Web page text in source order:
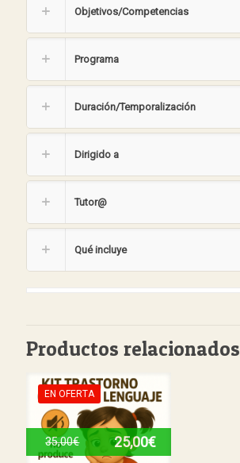
Objetivos/Competencias
Programa
Duración/Temporalización
Dirigido a
Tutor@
Qué incluye
Productos relacionados
EN OFERTA
35,00€ 25,00€